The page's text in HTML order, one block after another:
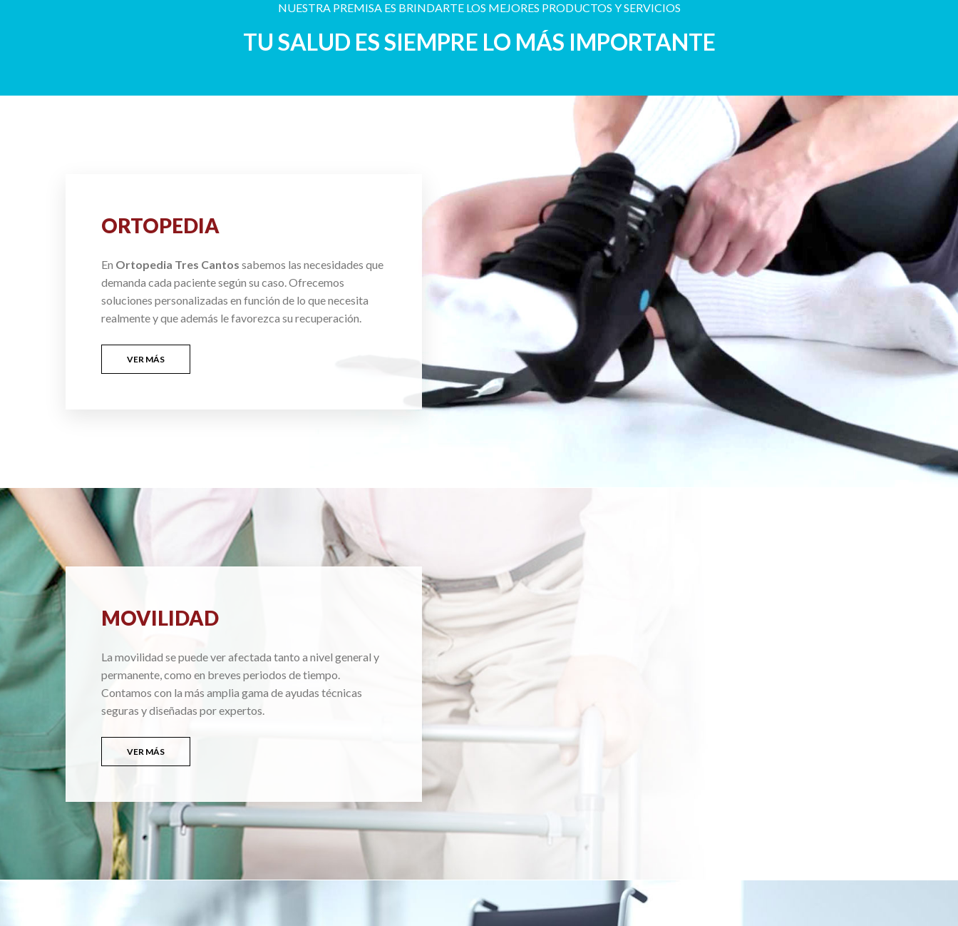
NUESTRA PREMISA ES BRINDARTE LOS MEJORES PRODUCTOS Y SERVICIOS
TU SALUD ES SIEMPRE LO MÁS IMPORTANTE
ORTOPEDIA
En Ortopedia Tres Cantos sabemos las necesidades que
demanda cada paciente según su caso. Ofrecemos
soluciones personalizadas en función de lo que necesita
realmente y que además le favorezca su recuperación.
VER MÁS
MOVILIDAD
La movilidad se puede ver afectada tanto a nivel general y
permanente, como en breves periodos de tiempo.
Contamos con la más amplia gama de ayudas técnicas
seguras y diseñadas por expertos.
VER MÁS